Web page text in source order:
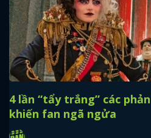
4 lần “tẩy trắng” các
khiến fan ngã ngửa